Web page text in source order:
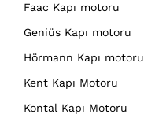
Faac Kapı motoru
Geniüs Kapı motoru
Hörmann Kapı motoru
Kent Kapı Motoru
Kontal Kapı Motoru